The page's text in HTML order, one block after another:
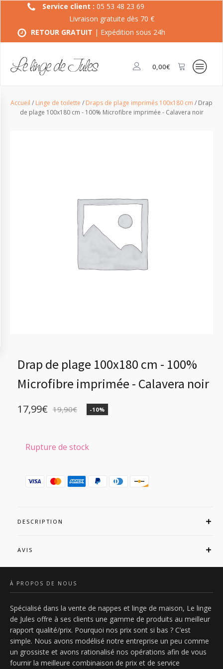
Service client : 05 53 48 23 69
Livraison gratuite dès 70 €
RETOUR GRATUIT | Expédition sous 24h
0,00€
Accueil / Linge de toilette / Draps de plage imprimés 100x180 cm / Drap
de plage 100x180 cm - 100% Microfibre imprimée - Calavera noir
Drap de plage 100x180 cm - 100%
Microfibre imprimée - Calavera noir
19,90€
Le
initial
19,90€.
17,99€
Le
actuel
17,99€.
-10%
Rupture de stock
DESCRIPTION
AVIS
À PROPOS DE NOUS
Spécialisé dans la vente de nappes et linge de maison, Le linge
de Jules offre à ses clients une gamme de produits au meilleur
rapport qualité/prix. Pourquoi nos prix sont si bas ? C’est
simple. Nous avons modélisé notre entreprise un peu comme
un grossiste et avons rationalisé nos opérations afin de vous
fournir la meilleure combinaison de prix et de service